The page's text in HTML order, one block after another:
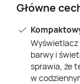
Główne
Wyświetlacz
barwy i
sprawia, że
w